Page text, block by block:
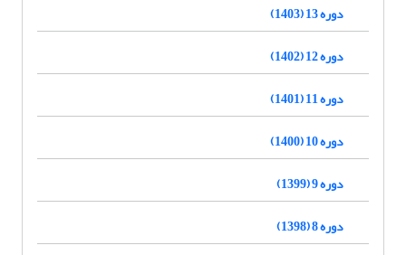
دوره 13 (1403)
دوره 12 (1402)
دوره 11 (1401)
دوره 10 (1400)
دوره 9 (1399)
دوره 8 (1398)